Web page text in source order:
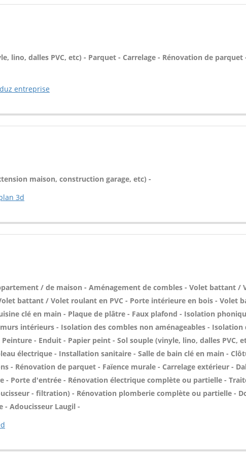
lino, dalles PVC, etc) - Parquet - Carrelage - Rénovation de parquet
entreprise
maison, construction garage, etc) -
3d
/ de maison - Aménagement de combles - Volet battant /
battant / Volet roulant en PVC - Porte intérieure en bois - Volet
clé en main - Plaque de plâtre - Faux plafond - Isolation
intérieurs - Isolation des combles non aménageables - Isolation
- Enduit - Papier peint - Sol souple (vinyle, lino, dalles PVC,
électrique - Installation sanitaire - Salle de bain clé en main -
- Rénovation de parquet - Faïence murale - Carrelage extérieur -
- Porte d'entrée - Rénovation électrique complète ou partielle -
- filtration) - Rénovation plomberie complète ou partielle -
- Adoucisseur Laugil -